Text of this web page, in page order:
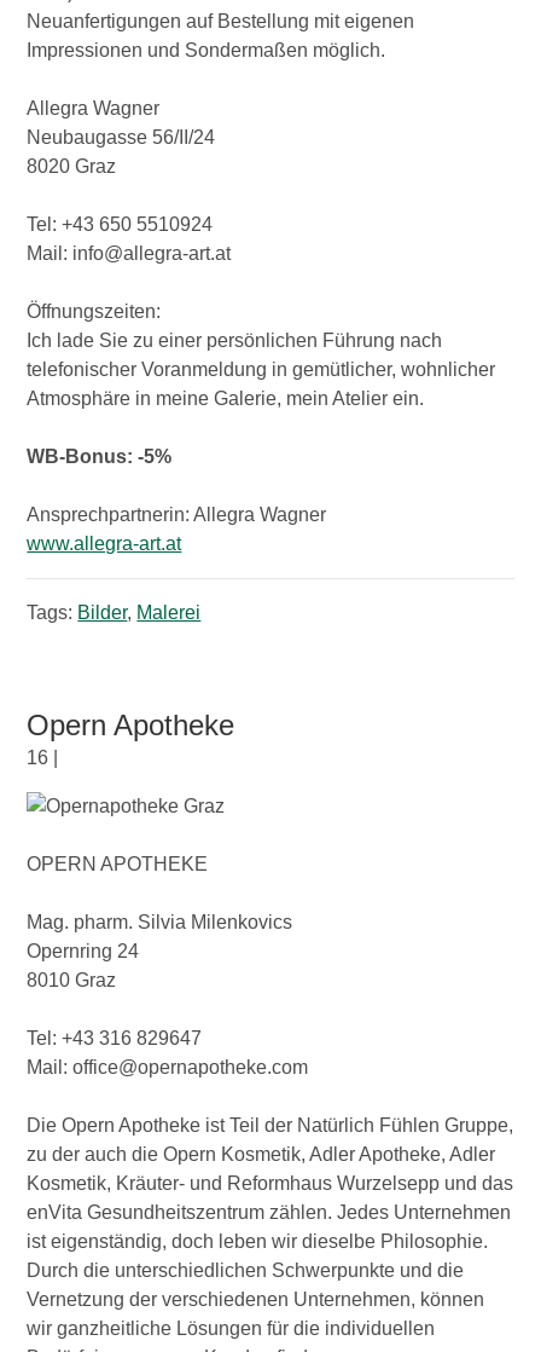
Neuanfertigungen auf Bestellung mit eigenen
Impressionen und Sondermaßen möglich.
Allegra Wagner
Neubaugasse 56/II/24
8020 Graz
Tel: +43 650 5510924
Mail: info@allegra-art.at
Öffnungszeiten:
Ich lade Sie zu einer persönlichen Führung nach
telefonischer Voranmeldung in gemütlicher, wohnlicher
Atmosphäre in meine Galerie, mein Atelier ein.
WB-Bonus: -5%
Ansprechpartnerin: Allegra Wagner
www.allegra-art.at
Tags: Bilder, Malerei
Opern Apotheke
16 |
OPERN APOTHEKE
Mag. pharm. Silvia Milenkovics
Opernring 24
8010 Graz
Tel: +43 316 829647
Mail: office@opernapotheke.com
Die Opern Apotheke ist Teil der Natürlich Fühlen Gruppe,
zu der auch die Opern Kosmetik, Adler Apotheke, Adler
Kosmetik, Kräuter- und Reformhaus Wurzelsepp und das
enVita Gesundheitszentrum zählen. Jedes Unternehmen
ist eigenständig, doch leben wir dieselbe Philosophie.
Durch die unterschiedlichen Schwerpunkte und die
Vernetzung der verschiedenen Unternehmen, können
wir ganzheitliche Lösungen für die individuellen